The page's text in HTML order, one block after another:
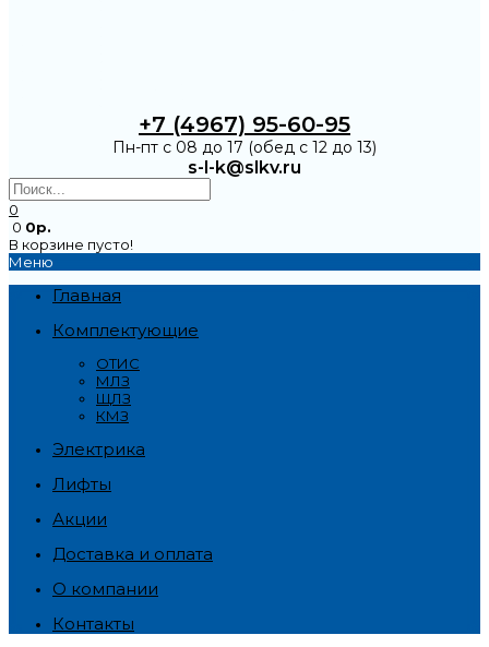
+7 (4967) 95-60-95
Пн-пт с 08 до 17 (обед с 12 до 13)
s-l-k@slkv.ru
0
0 0р.
В корзине пусто!
Меню
Главная
Комплектующие
ОТИС
МЛЗ
ЩЛЗ
КМЗ
Электрика
Лифты
Акции
Доставка и оплата
О компании
Контакты